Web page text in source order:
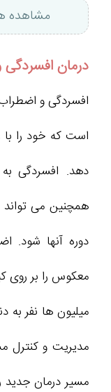
مشاهده
درمان
افسردگی و
است که خود را
دهد. افسردگی
همچنین می تواند
دوره آنها شود.
معکوس را بر روی
میلیون ها نفر به
مدیریت و
مسیر درمان جدید